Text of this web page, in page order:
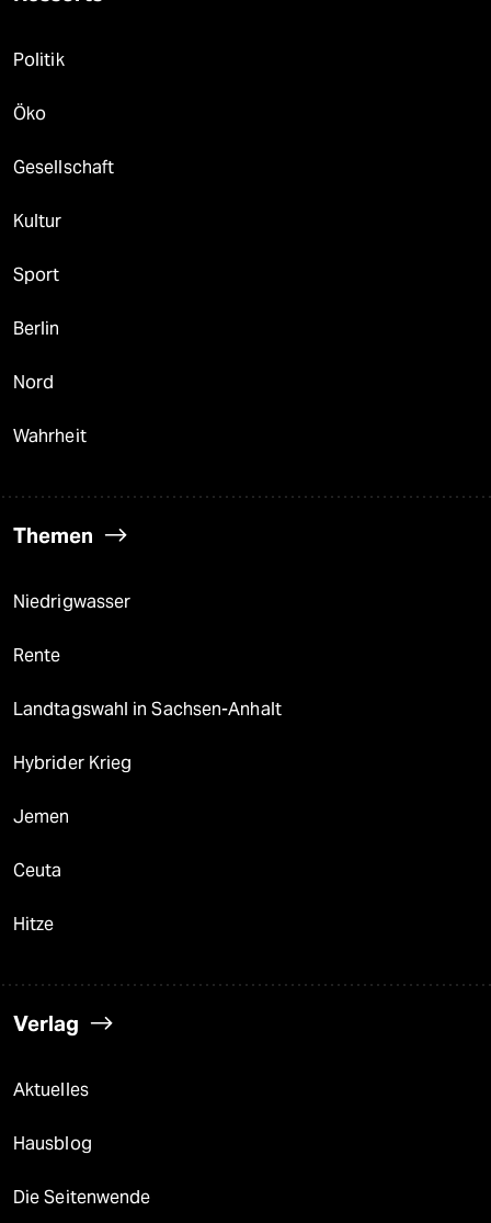
Politik
Öko
Gesellschaft
Kultur
Sport
Berlin
Nord
Wahrheit
Themen
Niedrigwasser
Rente
Landtagswahl in Sachsen-Anhalt
Hybrider Krieg
Jemen
Ceuta
Hitze
Verlag
Aktuelles
Hausblog
Die Seitenwende